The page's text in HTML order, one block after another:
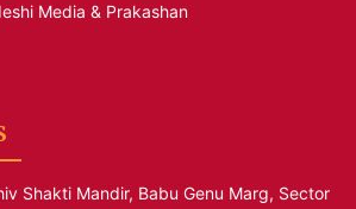
Media & Prakashan
Shakti Mandir, Babu Genu Marg, Sector